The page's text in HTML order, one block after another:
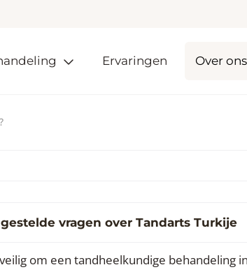
vragen over Tandarts Turkije
om een tandheelkundige behandeling
Ervaringen Over ons